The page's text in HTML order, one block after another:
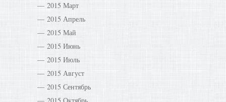
2015 Март
2015 Апрель
2015 Май
2015 Июнь
2015 Июль
2015 Август
2015 Сентябрь